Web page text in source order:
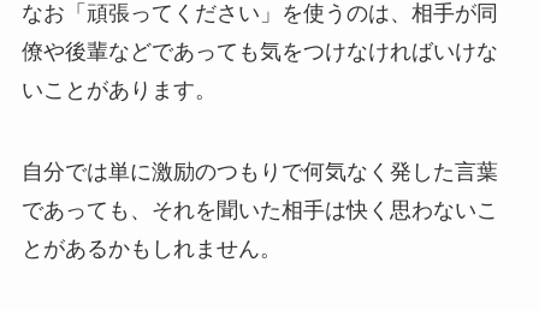
なお「頑張ってください」を使うのは、相手が同
僚や後輩などであっても気をつけなければいけな
いことがあります。
自分では単に激励のつもりで何気なく発した言葉
であっても、それを聞いた相手は快く思わないこ
とがあるかもしれません。